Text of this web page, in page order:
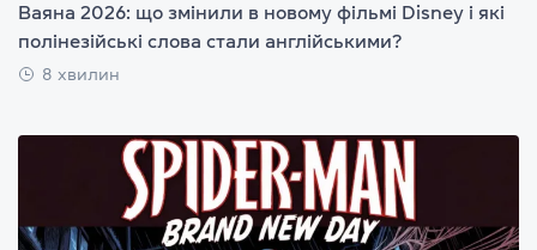
Ваяна 2026: що змінили в новому фільмі Disney і які
полінезійські слова стали англійськими?
8 хвилин